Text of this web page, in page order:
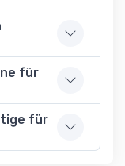
für
für